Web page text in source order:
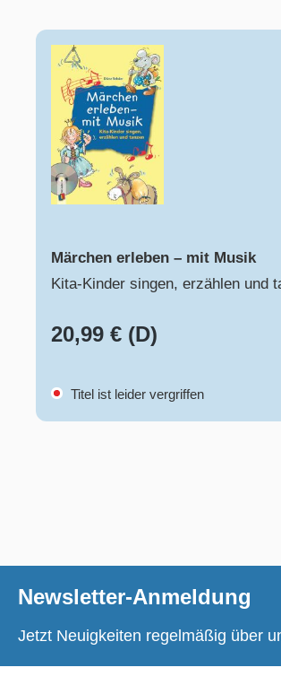
Märchen erleben – mit Musik
Märchen erleben – mit Musik
Kita-Kinder singen, erzählen und
20,99 € (D)
Titel ist leider vergriffen
Newsletter-Anmeldung
Jetzt Neuigkeiten regelmäßig über